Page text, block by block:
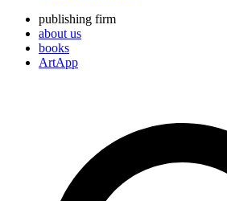
publishing firm
about us
books
ArtApp